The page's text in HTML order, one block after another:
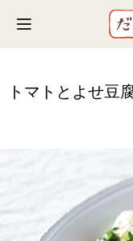
Toggle navigation
トマトとよせ豆